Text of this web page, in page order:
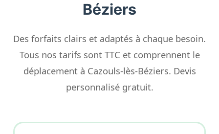
Béziers
Des forfaits clairs et adaptés à chaque besoin.
Tous nos tarifs sont TTC et comprennent le
déplacement à Cazouls-lès-Béziers. Devis
personnalisé gratuit.